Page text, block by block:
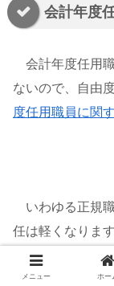
会計年度
会計年度任用
ないので、自由
度任用職員に関
いわゆる正規
任は軽くなりま
力的な職に映る
メニュー ホー